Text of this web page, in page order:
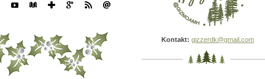
Kontakt: gizzerdk@gmail.com